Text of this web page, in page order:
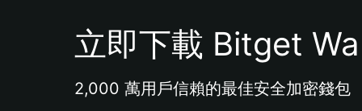
立即下載 Bitget
2,000 萬用戶信賴的最佳安全加密錢包